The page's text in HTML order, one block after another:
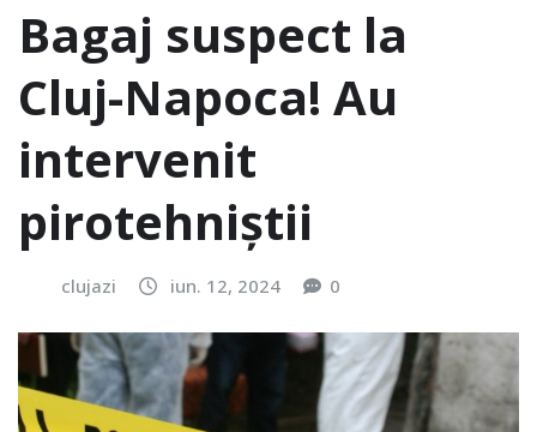
Bagaj suspect la
Cluj-Napoca! Au
intervenit
pirotehniștii
clujazi iun. 12, 2024 0